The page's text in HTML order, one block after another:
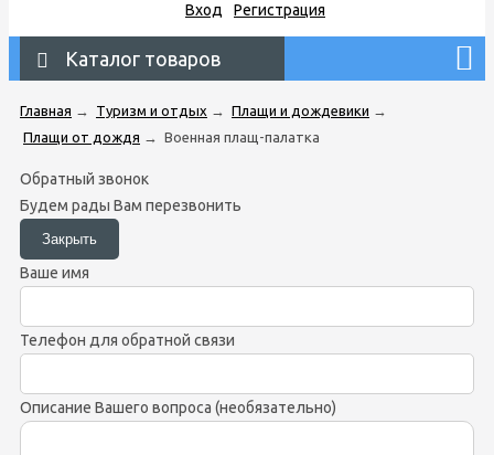
Вход
Регистрация
Каталог товаров
Главная → Туризм и отдых → Плащи и дождевики →
Плащи от дождя → Военная плащ-палатка
Обратный звонок
Будем рады Вам перезвонить
Ваше имя
Телефон для обратной связи
Описание Вашего вопроса (необязательно)